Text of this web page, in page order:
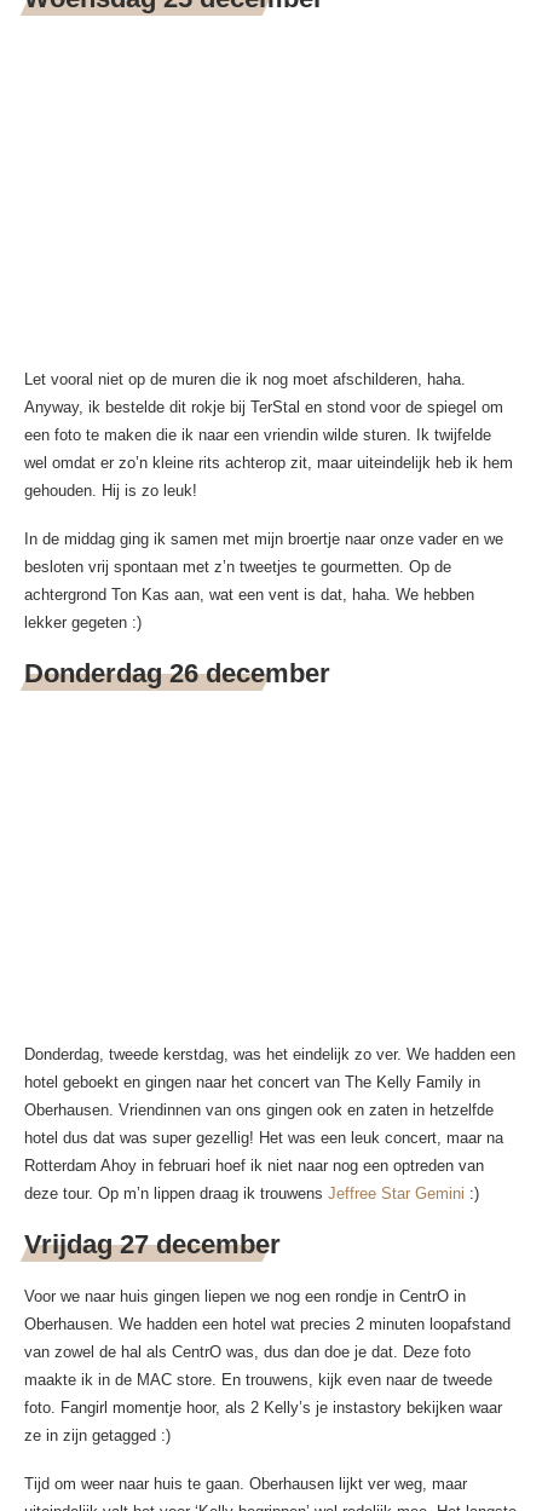
Let vooral niet op de muren die ik nog moet afschilderen, haha.
Anyway, ik bestelde dit rokje bij TerStal en stond voor de spiegel om
een foto te maken die ik naar een vriendin wilde sturen. Ik twijfelde
wel omdat er zo’n kleine rits achterop zit, maar uiteindelijk heb ik hem
gehouden. Hij is zo leuk!
In de middag ging ik samen met mijn broertje naar onze vader en we
besloten vrij spontaan met z’n tweetjes te gourmetten. Op de
achtergrond Ton Kas aan, wat een vent is dat, haha. We hebben
lekker gegeten :)
Donderdag 26 december
Donderdag, tweede kerstdag, was het eindelijk zo ver. We hadden een
hotel geboekt en gingen naar het concert van The Kelly Family in
Oberhausen. Vriendinnen van ons gingen ook en zaten in hetzelfde
hotel dus dat was super gezellig! Het was een leuk concert, maar na
Rotterdam Ahoy in februari hoef ik niet naar nog een optreden van
deze tour. Op m’n lippen draag ik trouwens Jeffree Star Gemini :)
Vrijdag 27 december
Voor we naar huis gingen liepen we nog een rondje in CentrO in
Oberhausen. We hadden een hotel wat precies 2 minuten loopafstand
van zowel de hal als CentrO was, dus dan doe je dat. Deze foto
maakte ik in de MAC store. En trouwens, kijk even naar de tweede
foto. Fangirl momentje hoor, als 2 Kelly’s je instastory bekijken waar
ze in zijn getagged :)
Tijd om weer naar huis te gaan. Oberhausen lijkt ver weg, maar